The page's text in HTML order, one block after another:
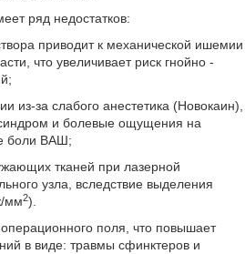
ряд недостатков:
приводит к механической ишемии
что увеличивает риск гнойно -
из-за слабого анестетика (Новокаин),
и болевые ощущения на
боли ВАШ;
тканей при лазерной
узла, вследствие выделения
мм2).
поля, что повышает
в виде: травмы сфинктеров и